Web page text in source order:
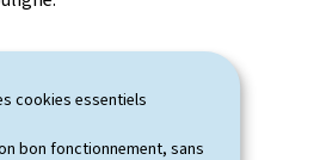
cookies essentiels
bon fonctionnement, sans
appel à